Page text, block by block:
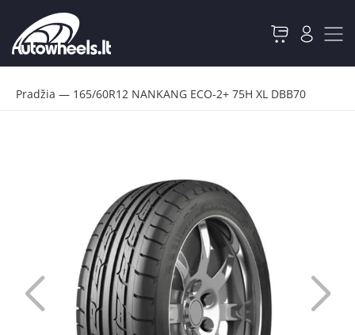
Pradžia — 165/60R12 NANKANG ECO-2+ 75H XL DBB70